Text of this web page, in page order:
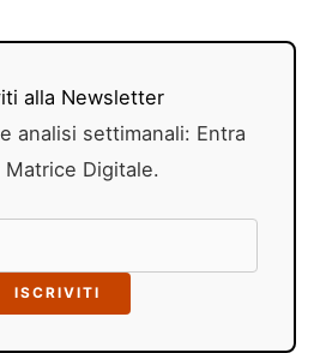
alla Newsletter
analisi settimanali: Entra
Matrice Digitale.
ISCRIVITI